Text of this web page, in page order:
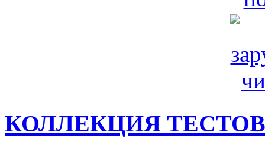
КОЛЛЕКЦИЯ ТЕСТОВ